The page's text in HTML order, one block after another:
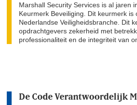
Marshall Security Services is al jaren
Keurmerk Beveiliging. Dit keurmerk is
Nederlandse Veiligheidsbranche. Dit
opdrachtgevers zekerheid met
professionaliteit en de integriteit van
De Code Verantwoordelijk